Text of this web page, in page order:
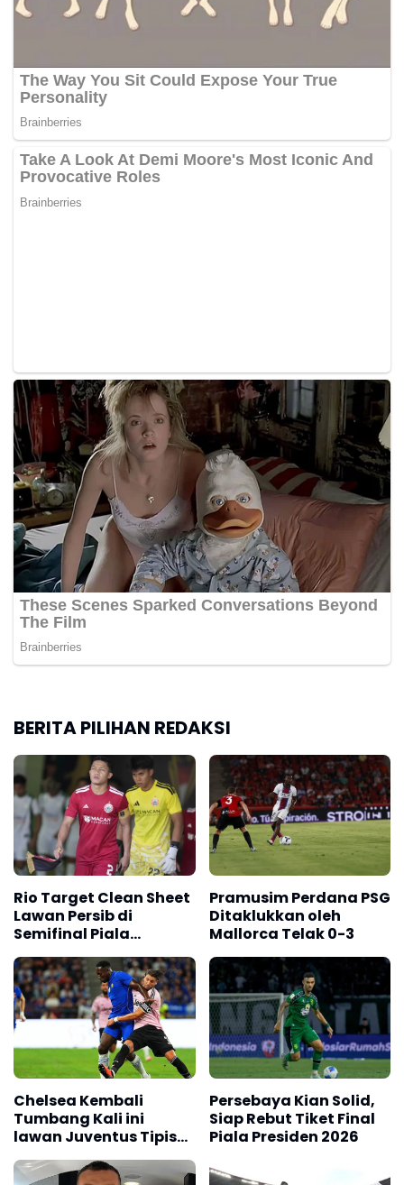
BERITA PILIHAN REDAKSI
Rio Target Clean Sheet
Lawan Persib di
Semifinal Piala
Presiden 2026
Pramusim Perdana PSG
Ditaklukkan oleh
Mallorca Telak 0-3
Chelsea Kembali
Tumbang Kali ini
lawan Juventus Tipis
Persebaya Kian Solid,
Siap Rebut Tiket Final
Piala Presiden 2026